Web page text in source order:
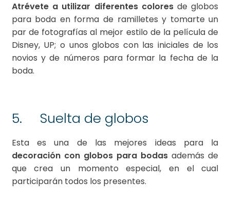
Atrévete a utilizar diferentes coloresde globos
para boda en forma de ramilletes y tomarte un
par de fotografías al mejor estilo de la película de
Disney, UP; o unos globos con las iniciales de los
novios y de números para formar la fecha de la
boda.
5. Suelta de globos
Esta es una de las mejores ideas para la
decoración con globos para bodas además de
que crea un momento especial, en el cual
participarán todos los presentes.